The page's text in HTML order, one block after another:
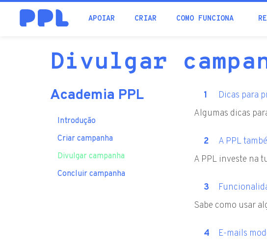
APOIAR CRIAR COMO FUNCIONA
procura
Divulgar
Academia PPL
Introdução
Criar campanha
Divulgar campanha
Concluir campanha
Dicas para
Algumas dicas
A PPL
A PPL investe na
Sabe como usar
E-mails